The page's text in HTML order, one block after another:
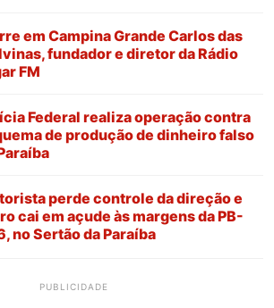
em Campina Grande Carlos das
fundador e diretor da Rádio
FM
Federal realiza operação contra
de produção de dinheiro falso
perde controle da direção e
cai em açude às margens da PB-
no Sertão da Paraíba
PUBLICIDADE